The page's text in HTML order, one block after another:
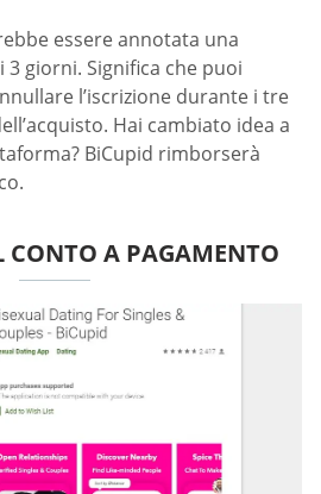
essere annotata una
giorni. Significa che puoi
l’iscrizione durante i tre
Hai cambiato idea a
BiCupid rimborserà
CONTO A PAGAMENTO